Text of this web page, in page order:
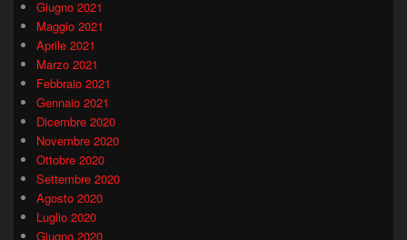
Giugno 2021
Maggio 2021
Aprile 2021
Marzo 2021
Febbraio 2021
Gennaio 2021
Dicembre 2020
Novembre 2020
Ottobre 2020
Settembre 2020
Agosto 2020
Luglio 2020
Giugno 2020